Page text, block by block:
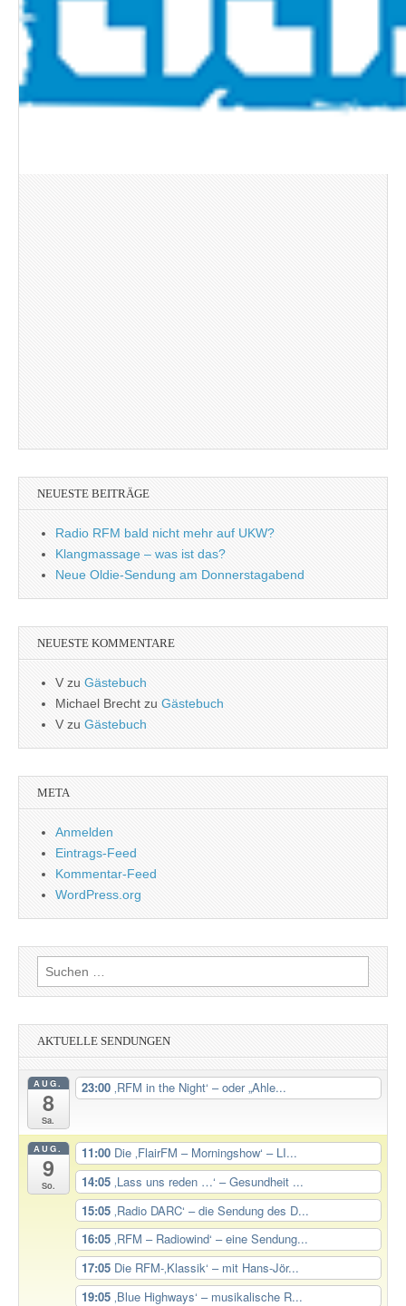
NEUESTE BEITRÄGE
Radio RFM bald nicht mehr auf UKW?
Klangmassage – was ist das?
Neue Oldie-Sendung am Donnerstagabend
NEUESTE KOMMENTARE
V zu Gästebuch
Michael Brecht zu Gästebuch
Vzu Gästebuch
META
Anmelden
Eintrags-Feed
Kommentar-Feed
WordPress.org
Suchen
nach:
AKTUELLE SENDUNGEN
AUG.
8
Sa.
23:00 ‚RFM in the Night‘ – oder „Ahle...
AUG.
9
So.
11:00 Die ‚FlairFM – Morningshow‘ – LI...
14:05 ‚Lass uns reden …‘ – Gesundheit ...
15:05 ‚Radio DARC‘ – die Sendung des D...
16:05 ‚RFM – Radiowind‘ – eine Sendung...
17:05 Die RFM-‚Klassik‘ – mit Hans-Jör...
19:05 ‚Blue Highways‘ – musikalische R...